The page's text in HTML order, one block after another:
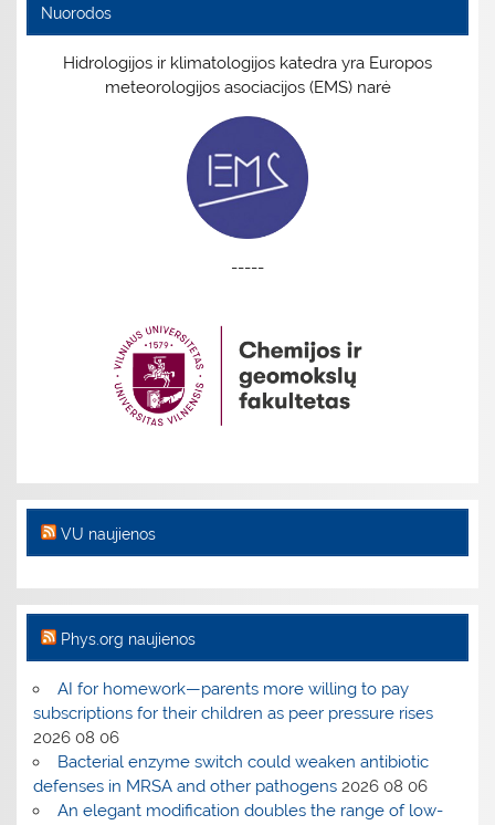
Nuorodos
Hidrologijos ir klimatologijos katedra yra Europos
meteorologijos asociacijos (EMS) narė
-----
VU naujienos
Phys.org naujienos
AI for homework—parents more willing to pay
subscriptions for their children as peer pressure rises
2026 08 06
Bacterial enzyme switch could weaken antibiotic
defenses in MRSA and other pathogens 2026 08 06
An elegant modification doubles the range of low-